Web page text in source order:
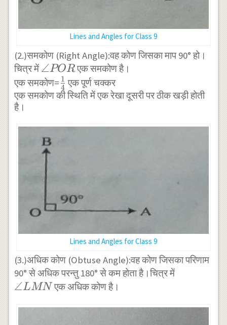
Lines and Angles for Class 9
(2.)समकोण (Right Angle):वह कोण जिसका माप 90° हो।
चित्र में \angle
POR
∠PORएक समकोण है।
एक समकोण=\frac
{1}
4
1 एक पूर्ण चक्कर
एक समकोण की स्थिति में एक रेखा दूसरी पर ठीक खड़ी होती
है।
Lines and Angles for Class 9
(3.)अधिक कोण (Obtuse Angle):वह कोण जिसका परिणाम
90° से अधिक परन्तु 180° से कम होता है।चित्र में\angle
∠LMN एक अधिक कोण है।